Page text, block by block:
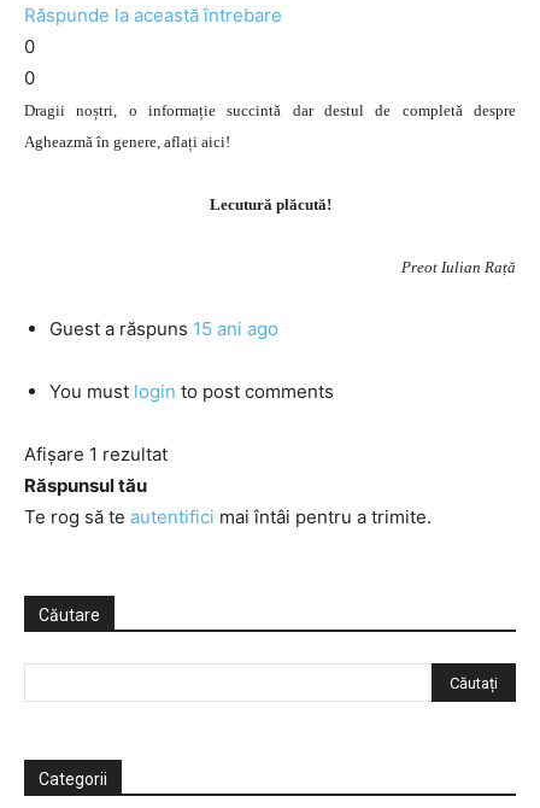
Răspunde la această întrebare
0
0
Dragii noștri, o informație succintă dar destul de completă despre
Agheazmă în genere, aflați aici!
Lecutură plăcută!
Preot Iulian Rață
Guest a răspuns 15 ani ago
You must login to post comments
Afișare 1 rezultat
Răspunsul tău
Te rog să te autentifici mai întâi pentru a trimite.
Căutare
Categorii